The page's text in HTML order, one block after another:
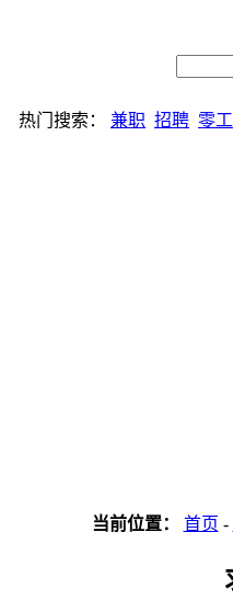
热门搜索： 兼职 招聘 零工
当前位置： 首页 -